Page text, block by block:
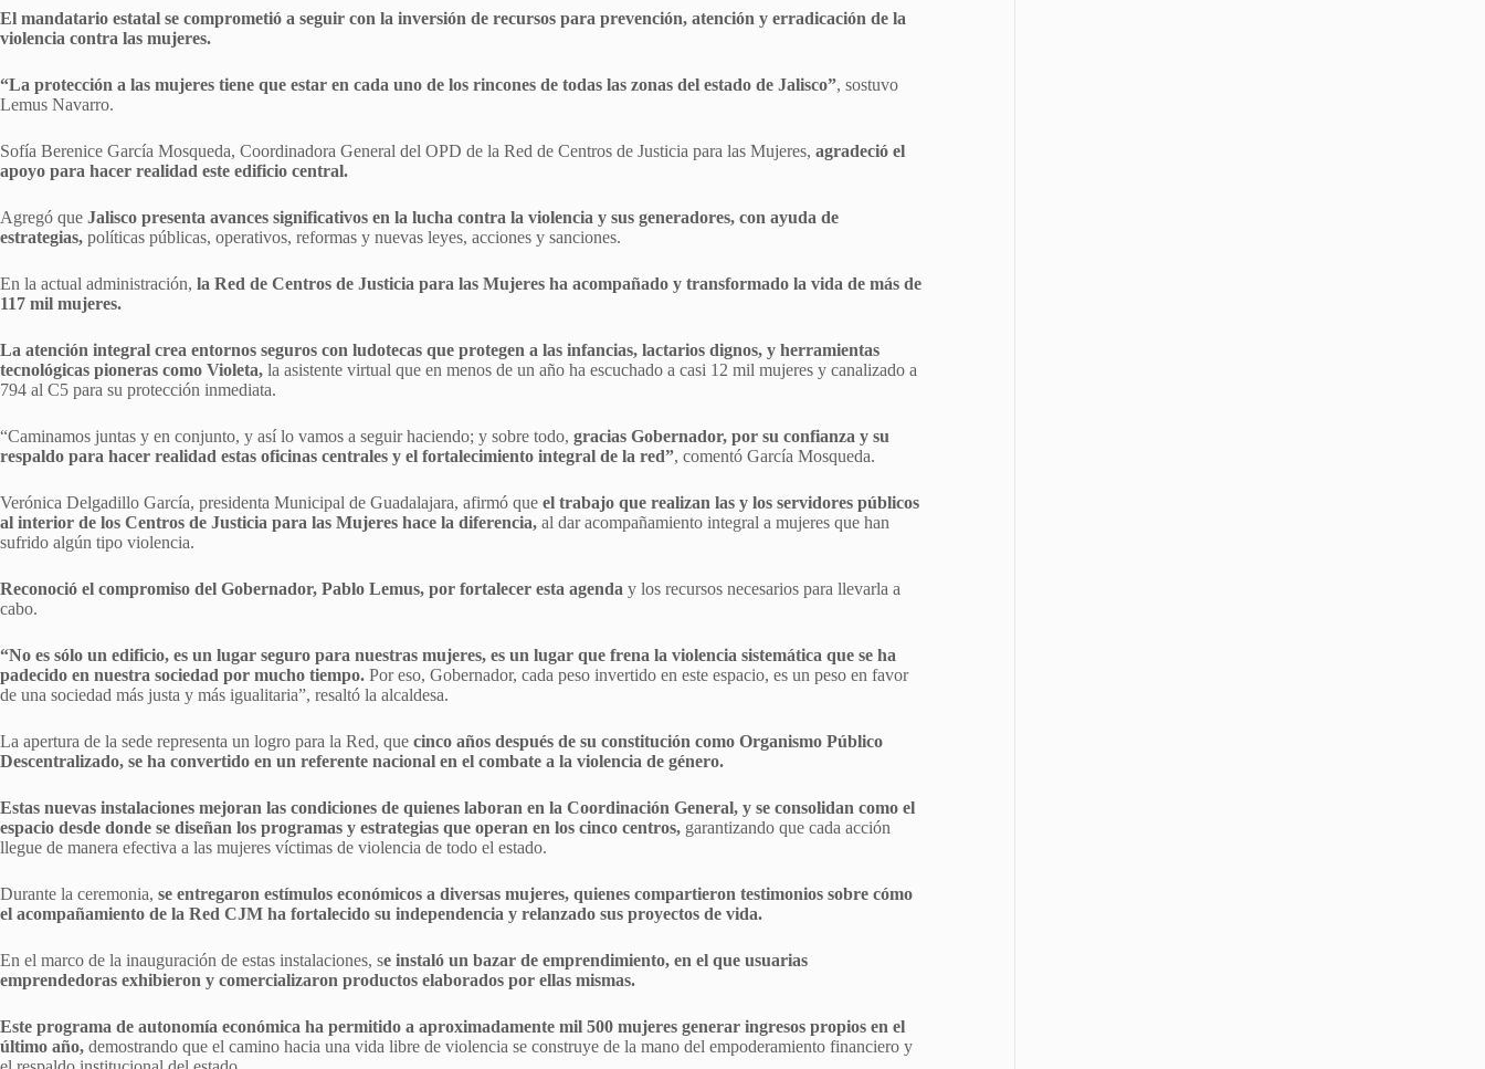
El mandatario estatal se comprometió a seguir con la inversión de recursos para prevención, atención y erradicación de la
violencia contra las mujeres.
“La protección a las mujeres tiene que estar en cada uno de los rincones de todas las zonas del estado de Jalisco”, sostuvo
Lemus Navarro.
Sofía Berenice García Mosqueda, Coordinadora General del OPD de la Red de Centros de Justicia para las Mujeres, agradeció el
apoyo para hacer realidad este edificio central.
Agregó que Jalisco presenta avances significativos en la lucha contra la violencia y sus generadores, con ayuda de
estrategias, políticas públicas, operativos, reformas y nuevas leyes, acciones y sanciones.
En la actual administración, la Red de Centros de Justicia para las Mujeres ha acompañado y transformado la vida de más de
117 mil mujeres.
La atención integral crea entornos seguros con ludotecas que protegen a las infancias, lactarios dignos, y herramientas
tecnológicas pioneras como Violeta, la asistente virtual que en menos de un año ha escuchado a casi 12 mil mujeres y canalizado a
794 al C5 para su protección inmediata.
“Caminamos juntas y en conjunto, y así lo vamos a seguir haciendo; y sobre todo, gracias Gobernador, por su confianza y su
respaldo para hacer realidad estas oficinas centrales y el fortalecimiento integral de la red”, comentó García Mosqueda.
Verónica Delgadillo García, presidenta Municipal de Guadalajara, afirmó que el trabajo que realizan las y los servidores públicos
al interior de los Centros de Justicia para las Mujeres hace la diferencia, al dar acompañamiento integral a mujeres que han
sufrido algún tipo violencia.
Reconoció el compromiso del Gobernador, Pablo Lemus, por fortalecer esta agenda y los recursos necesarios para llevarla a
cabo.
“No es sólo un edificio, es un lugar seguro para nuestras mujeres, es un lugar que frena la violencia sistemática que se ha
padecido en nuestra sociedad por mucho tiempo. Por eso, Gobernador, cada peso invertido en este espacio, es un peso en favor
de una sociedad más justa y más igualitaria”, resaltó la alcaldesa.
La apertura de la sede representa un logro para la Red, que cinco años después de su constitución como Organismo Público
Descentralizado, se ha convertido en un referente nacional en el combate a la violencia de género.
Estas nuevas instalaciones mejoran las condiciones de quienes laboran en la Coordinación General, y se consolidan como el
espacio desde donde se diseñan los programas y estrategias que operan en los cinco centros, garantizando que cada acción
llegue de manera efectiva a las mujeres víctimas de violencia de todo el estado.
Durante la ceremonia, se entregaron estímulos económicos a diversas mujeres, quienes compartieron testimonios sobre cómo
el acompañamiento de la Red CJM ha fortalecido su independencia y relanzado sus proyectos de vida.
En el marco de la inauguración de estas instalaciones, se instaló un bazar de emprendimiento, en el que usuarias
emprendedoras exhibieron y comercializaron productos elaborados por ellas mismas.
Este programa de autonomía económica ha permitido a aproximadamente mil 500 mujeres generar ingresos propios en el
último año, demostrando que el camino hacia una vida libre de violencia se construye de la mano del empoderamiento financiero y